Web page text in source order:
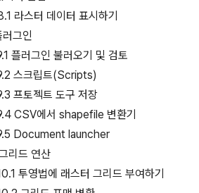
라스터 데이터 표시하기
그인
플러그인 불러오기 및 검토
스크립트(Scripts)
프토젝트 도구 저장
CSV에서 shapefile 변환기
Document launcher
리드 연산
투영법에 래스터 그리드 부여하기